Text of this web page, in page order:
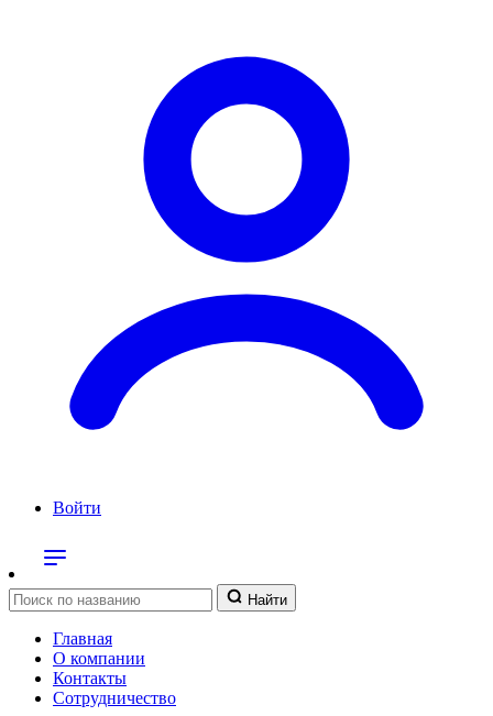
Войти
Найти
Главная
О компании
Контакты
Сотрудничество